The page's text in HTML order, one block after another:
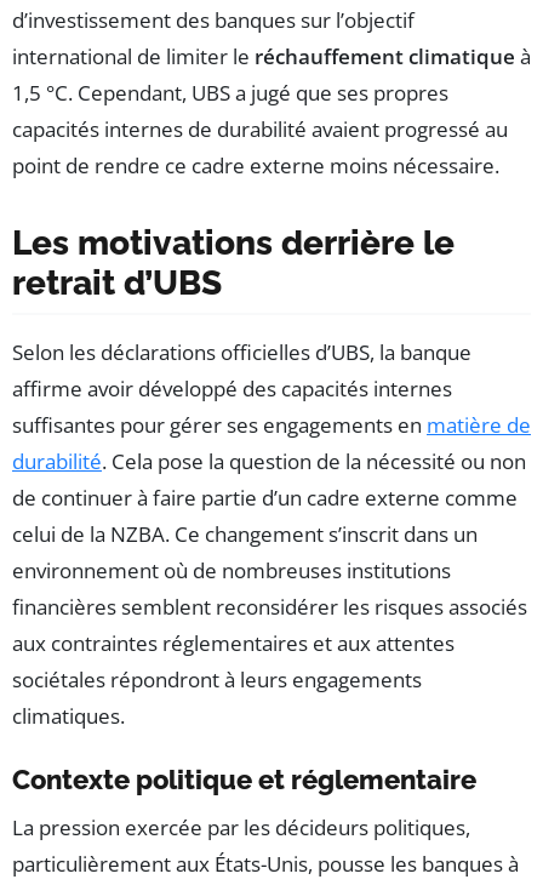
d’investissement des banques sur l’objectif
international de limiter le réchauffement climatique à
1,5 °C. Cependant, UBS a jugé que ses propres
capacités internes de durabilité avaient progressé au
point de rendre ce cadre externe moins nécessaire.
Les motivations derrière le
retrait d’UBS
Selon les déclarations officielles d’UBS, la banque
affirme avoir développé des capacités internes
suffisantes pour gérer ses engagements en matière de
durabilité. Cela pose la question de la nécessité ou non
de continuer à faire partie d’un cadre externe comme
celui de la NZBA. Ce changement s’inscrit dans un
environnement où de nombreuses institutions
financières semblent reconsidérer les risques associés
aux contraintes réglementaires et aux attentes
sociétales répondront à leurs engagements
climatiques.
Contexte politique et réglementaire
La pression exercée par les décideurs politiques,
particulièrement aux États-Unis, pousse les banques à